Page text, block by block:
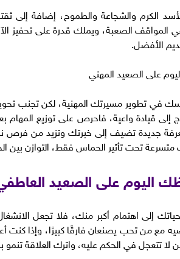
الكرم والشجاعة والطموح، إضافة إلى
الصعبة، ويملك قدرة على تحفيز
الأفضل.
على الصعيد المهني
في تطوير مسيرتك المهنية، لكن تجنب
إلى قيادة واعية، فاحرص على توزيع
جديدة تضيف إلى خبرتك وتزيد من فرص
متسرعة تحت تأثير الحماس فقط، التوازن بين
اليوم على الصعيد
إلى اهتمام أكبر منك، فلا تجعل
مع من تحب يصنعان فارقًا كبيرًا، وإذا
لا تتعجل في الحكم عليه، واترك العلاقة